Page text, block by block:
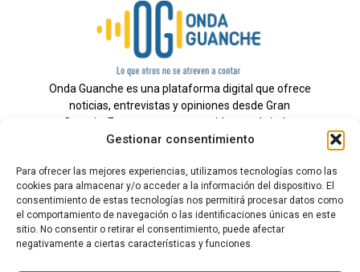
Gestionar consentimiento
Para ofrecer las mejores experiencias, utilizamos tecnologías como las
cookies para almacenar y/o acceder a la información del dispositivo. El
consentimiento de estas tecnologías nos permitirá procesar datos como
el comportamiento de navegación o las identificaciones únicas en este
sitio. No consentir o retirar el consentimiento, puede afectar
negativamente a ciertas características y funciones.
Onda Guanche es una plataforma digital que ofrece
noticias, entrevistas y opiniones desde Gran
Canaria. Estamos comprometidos con brindar
información veraz y un periodismo independiente a
Todos los derechos reservados.
Radio